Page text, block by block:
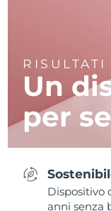
RISULTATI
Un
per
Dispositivo
anni senza